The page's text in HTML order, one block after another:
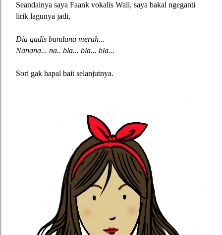
Seandainya saya Faank vokalis Wali, saya bakal ngeganti
lirik lagunya jadi,
Dia gadis bandana merah...
Nanana... na.. bla... bla... bla...
Sori gak hapal bait selanjutnya.